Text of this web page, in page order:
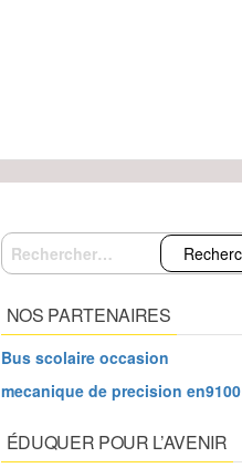
Rechercher :
NOS PARTENAIRES
Bus scolaire occasion
mecanique de precision en9100
ÉDUQUER POUR L’AVENIR